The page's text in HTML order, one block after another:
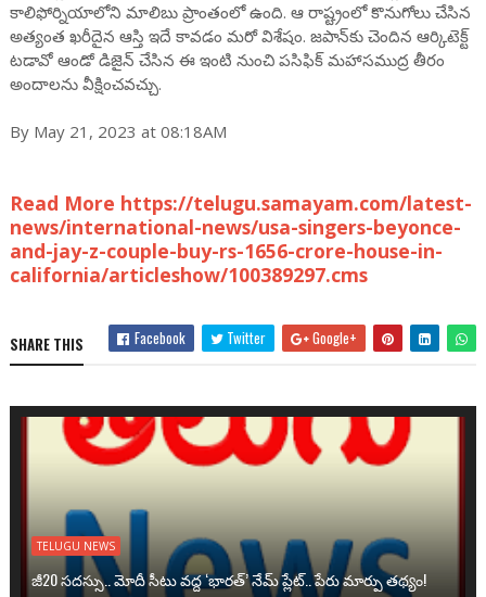
కాలిఫోర్నియాలోని మాలిబు ప్రాంతంలో ఉంది. ఆ రాష్ట్రంలో కొనుగోలు చేసిన
అత్యంత ఖరీదైన ఆస్తి ఇదే కావడం మరో విశేషం. జపాన్‌కు చెందిన ఆర్కిటెక్ట్‌
టడావో ఆండో డిజైన్ చేసిన ఈ ఇంటి నుంచి పసిఫిక్ మహాసముద్ర తీరం
అందాలను వీక్షించవచ్చు.
By May 21, 2023 at 08:18AM
Read More https://telugu.samayam.com/latest-
news/international-news/usa-singers-beyonce-
and-jay-z-couple-buy-rs-1656-crore-house-in-
california/articleshow/100389297.cms
SHARE THIS Facebook Twitter Google+
TELUGU NEWS
జీ20 సదస్సు.. మోదీ సీటు వద్ద ‘భారత్’ నేమ్ ప్లేట్‌.. పేరు మార్పు తథ్యం!